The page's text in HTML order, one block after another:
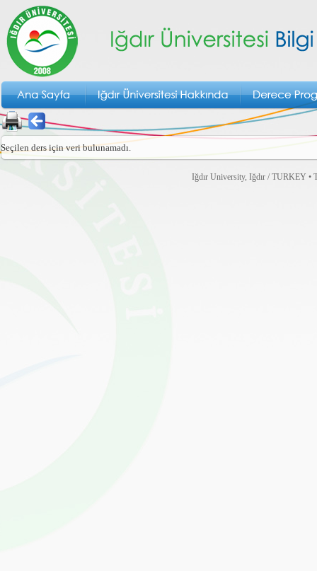
Seçilen ders için veri bulunamadı.
Iğdır University, Iğdır / TURKEY •